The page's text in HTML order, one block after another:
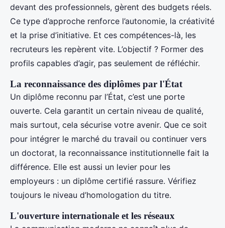
devant des professionnels, gèrent des budgets réels.
Ce type d’approche renforce l’autonomie, la créativité
et la prise d’initiative. Et ces compétences-là, les
recruteurs les repèrent vite. L’objectif ? Former des
profils capables d’agir, pas seulement de réfléchir.
La reconnaissance des diplômes par l'État
Un diplôme reconnu par l’État, c’est une porte
ouverte. Cela garantit un certain niveau de qualité,
mais surtout, cela sécurise votre avenir. Que ce soit
pour intégrer le marché du travail ou continuer vers
un doctorat, la reconnaissance institutionnelle fait la
différence. Elle est aussi un levier pour les
employeurs : un diplôme certifié rassure. Vérifiez
toujours le niveau d’homologation du titre.
L'ouverture internationale et les réseaux